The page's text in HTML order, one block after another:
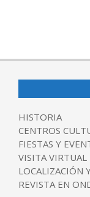
HISTORIA
CENTROS
FIESTAS Y
VISITA VIRTUAL
LOCALIZACIÓN
REVISTA EN